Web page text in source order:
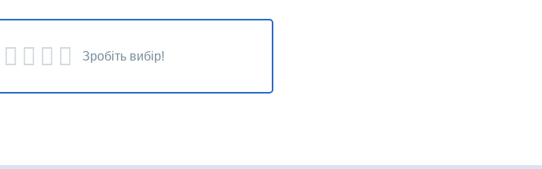
Зробіть вибір!